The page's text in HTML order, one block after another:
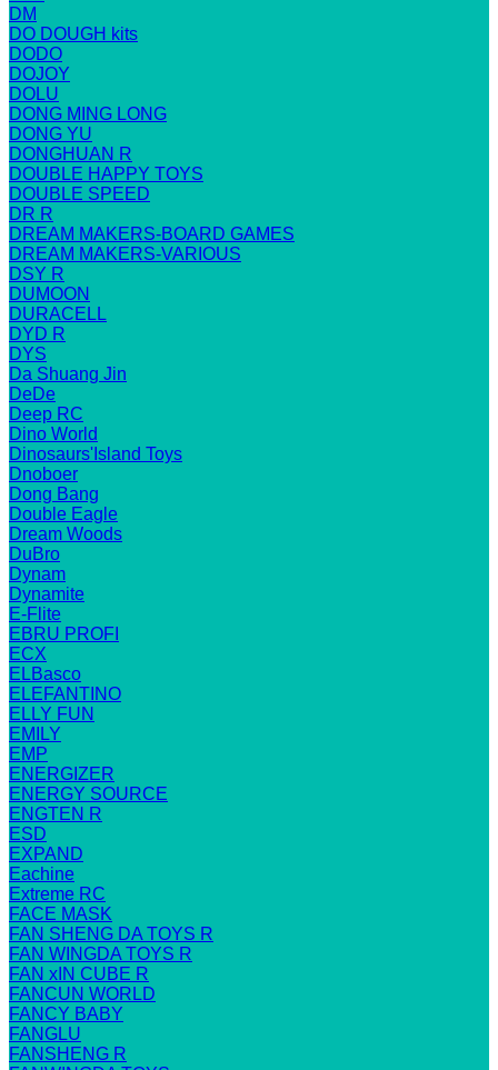
DM
DO DOUGH kits
DODO
DOJOY
DOLU
DONG MING LONG
DONG YU
DONGHUAN R
DOUBLE HAPPY TOYS
DOUBLE SPEED
DR R
DREAM MAKERS-BOARD GAMES
DREAM MAKERS-VARIOUS
DSY R
DUMOON
DURACELL
DYD R
DYS
Da Shuang Jin
DeDe
Deep RC
Dino World
Dinosaurs'Island Toys
Dnoboer
Dong Bang
Double Eagle
Dream Woods
DuBro
Dynam
Dynamite
E-Flite
EBRU PROFI
ECX
ELBasco
ELEFANTINO
ELLY FUN
EMILY
EMP
ENERGIZER
ENERGY SOURCE
ENGTEN R
ESD
EXPAND
Eachine
Extreme RC
FACE MASK
FAN SHENG DA TOYS R
FAN WINGDA TOYS R
FAN xIN CUBE R
FANCUN WORLD
FANCY BABY
FANGLU
FANSHENG R